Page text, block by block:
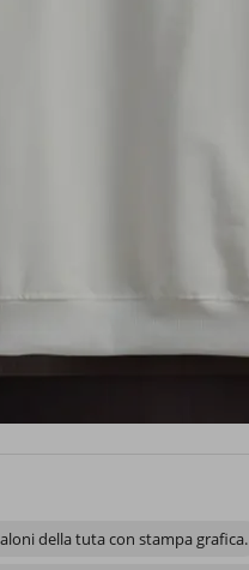
della tuta con stampa grafica.